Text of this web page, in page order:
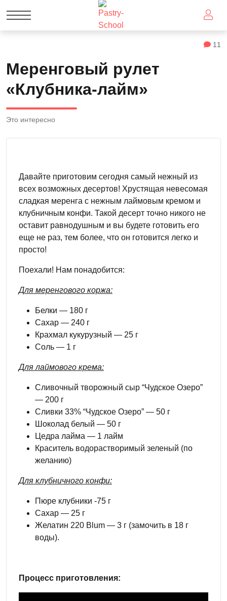
11
Меренговый рулет
«Клубника-лайм»
Это интересно
Давайте приготовим сегодня самый нежный из
всех возможных десертов! Хрустящая невесомая
сладкая меренга с нежным лаймовым кремом и
клубничным конфи. Такой десерт точно никого не
оставит равнодушным и вы будете готовить его
еще не раз, тем более, что он готовится легко и
просто!
Поехали! Нам понадобится:
Для меренгового коржа:
Белки — 180 г
Сахар — 240 г
Крахмал кукурузный — 25 г
Соль — 1 г
Для лаймового крема:
Сливочный творожный сыр “Чудское Озеро”
— 200 г
Сливки 33% “Чудское Озеро” — 50 г
Шоколад белый — 50 г
Цедра лайма — 1 лайм
Краситель водорастворимый зеленый (по
желанию)
Для клубничного конфи:
Пюре клубники -75 г
Сахар — 25 г
Желатин 220 Blum — 3 г (замочить в 18 г
воды).
Процесс приготовления: